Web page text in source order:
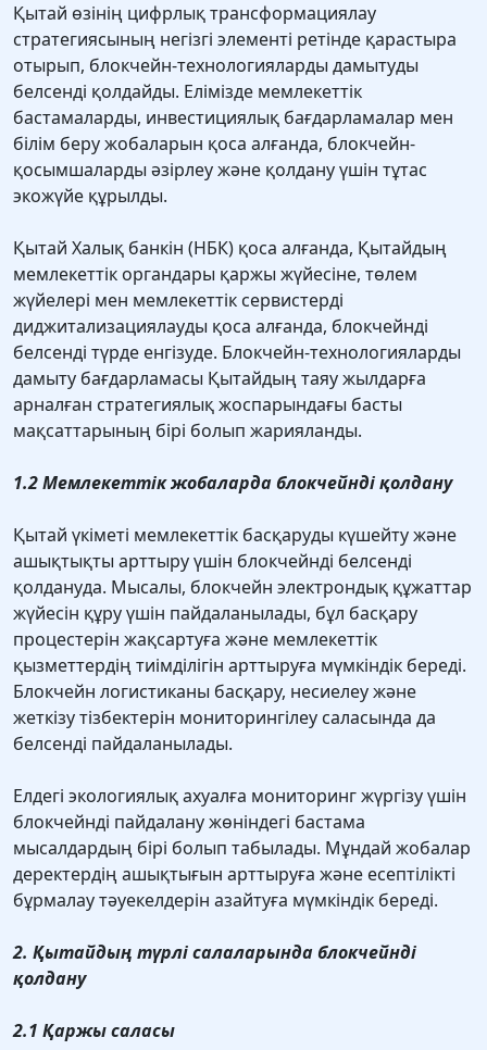
Қытай өзінің цифрлық трансформациялау
стратегиясының негізгі элементі ретінде қарастыра
отырып, блокчейн-технологияларды дамытуды
белсенді қолдайды. Елімізде мемлекеттік
бастамаларды, инвестициялық бағдарламалар мен
білім беру жобаларын қоса алғанда, блокчейн-
қосымшаларды әзірлеу және қолдану үшін тұтас
экожүйе құрылды.
Қытай Халық банкін (НБК) қоса алғанда, Қытайдың
мемлекеттік органдары қаржы жүйесіне, төлем
жүйелері мен мемлекеттік сервистерді
диджитализациялауды қоса алғанда, блокчейнді
белсенді түрде енгізуде. Блокчейн-технологияларды
дамыту бағдарламасы Қытайдың таяу жылдарға
арналған стратегиялық жоспарындағы басты
мақсаттарының бірі болып жарияланды.
1.2 Мемлекеттік жобаларда блокчейнді қолдану
Қытай үкіметі мемлекеттік басқаруды күшейту және
ашықтықты арттыру үшін блокчейнді белсенді
қолдануда. Мысалы, блокчейн электрондық құжаттар
жүйесін құру үшін пайдаланылады, бұл басқару
процестерін жақсартуға және мемлекеттік
қызметтердің тиімділігін арттыруға мүмкіндік береді.
Блокчейн логистиканы басқару, несиелеу және
жеткізу тізбектерін мониторингілеу саласында да
белсенді пайдаланылады.
Елдегі экологиялық ахуалға мониторинг жүргізу үшін
блокчейнді пайдалану жөніндегі бастама
мысалдардың бірі болып табылады. Мұндай жобалар
деректердің ашықтығын арттыруға және есептілікті
бұрмалау тәуекелдерін азайтуға мүмкіндік береді.
2. Қытайдың түрлі салаларында блокчейнді
қолдану
2.1 Қаржы саласы